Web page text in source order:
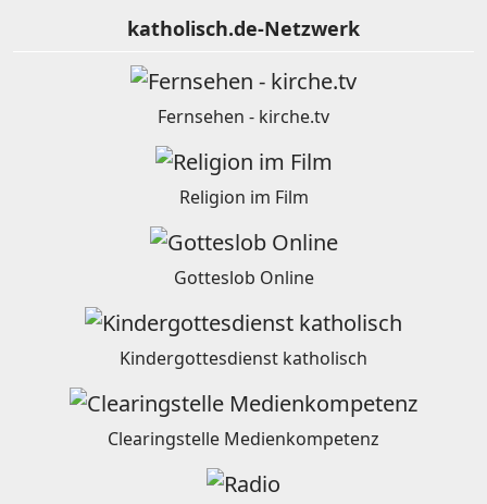
katholisch.de-Netzwerk
Fernsehen - kirche.tv
Religion im Film
Gotteslob Online
Kindergottesdienst katholisch
Clearingstelle Medienkompetenz